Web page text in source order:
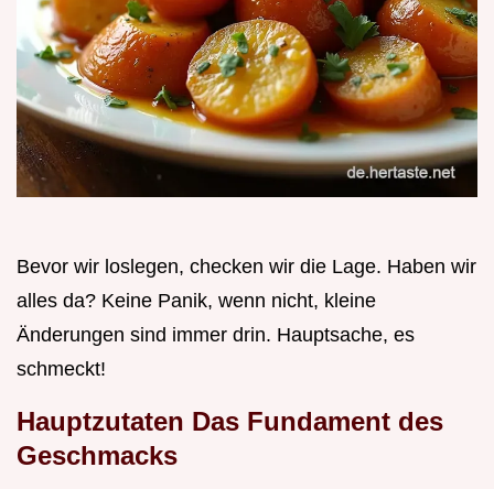
Bevor wir loslegen, checken wir die Lage. Haben wir
alles da? Keine Panik, wenn nicht, kleine
Änderungen sind immer drin. Hauptsache, es
schmeckt!
Hauptzutaten Das Fundament des
Geschmacks